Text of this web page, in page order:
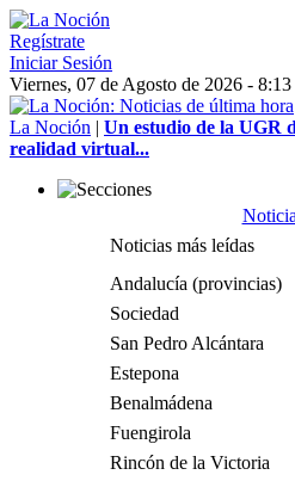
Regístrate
Iniciar Sesión
Viernes, 07 de Agosto de 2026 -
La Noción | Un estudio de la UGR
realidad virtual...
Noticias más leídas
Andalucía (provincias)
Sociedad
San Pedro Alcántara
Estepona
Benalmádena
Fuengirola
Rincón de la Victoria